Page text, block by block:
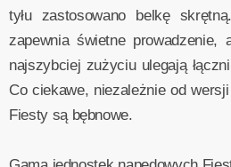
tyłu zastosowano belkę
zapewnia świetne prowadzenie,
najszybciej zużyciu ulegają
Co ciekawe, niezależnie od
Fiesty są bębnowe.